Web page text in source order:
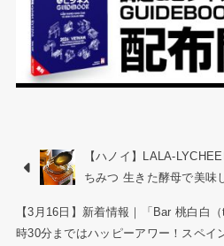
【ハノイ】LALA-
ちみつ 生きた酵母で美味
【3月16日】新着情報｜「Bar 桃白白
時30分まではハッピーアワー！スペイ